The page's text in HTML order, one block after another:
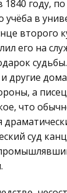
году,
в
второго
его на
а
что
суд